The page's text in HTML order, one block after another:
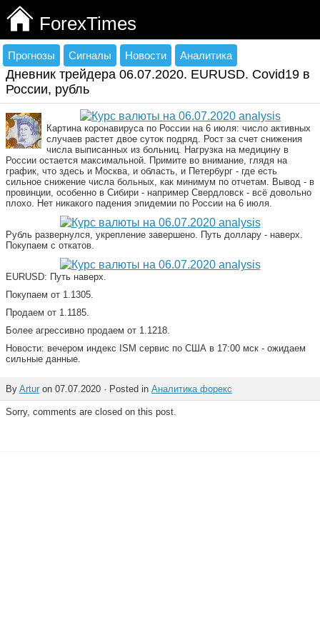
ForexTimes
Прогнозы Сигналы Новости Аналитика
Дневник трейдера 06.07.2020. EURUSD. Covid19 в
России, рубль
Картина коронавируса по России на 6 июля: число активных
случаев растет двое суток подряд. Рост за счет снижения
числа выписанных из больниц. Нагрузка на медицину в
России остается максимальной. Примите во внимание, глядя на
график, что здесь и Москва, и область, и Петербург - где есть
сильное снижение числа больных, как минимум по отчетам. Вывод - в
провинции, особенно в Сибири - например Свердловск - всё довольно
плохо. Нет никакого падения эпидемии по России на 6 июля.
Рубль развернулся, укрепление завершено. Путь доллару - наверх.
Покупаем с откатов.
EURUSD: Путь наверх.
Покупаем от 1.1305.
Продаем от 1.1185.
Более агрессивно продаем от 1.1218.
Новости: вечером индекс ISM сервис по США в 17:00 мск - ожидаем
сильные данные.
By Artur on 07.07.2020 · Posted in Аналитика форекс
Sorry, comments are closed on this post.